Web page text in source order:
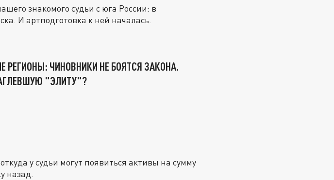
знакомого судьи с юга России: в
И артподготовка к ней началась.
РЕГИОНЫ: ЧИНОВНИКИ НЕ БОЯТСЯ ЗАКОНА.
"ЭЛИТУ"?
у судьи могут появиться активы на сумму
назад.